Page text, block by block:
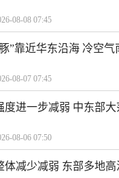
08-08 07:45
”靠近华东沿海 冷空
08-07 07:45
度进一步减弱 中东部
08-06 07:50
体减少减弱 东部多地